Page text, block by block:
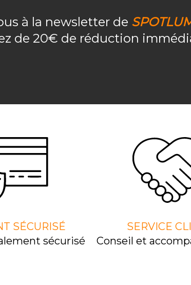
à la newsletter de
de 20€ de réduction
SÉCURISÉ
sécurisé
SERVICE
Conseil et